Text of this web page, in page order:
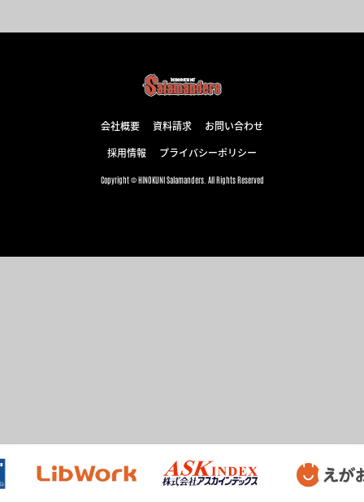
会社概要 資料請求 お問い合わせ
採用情報 プライバシーポリシー
Copyright © HINOKUNI Salamanders. All Rights Reserved